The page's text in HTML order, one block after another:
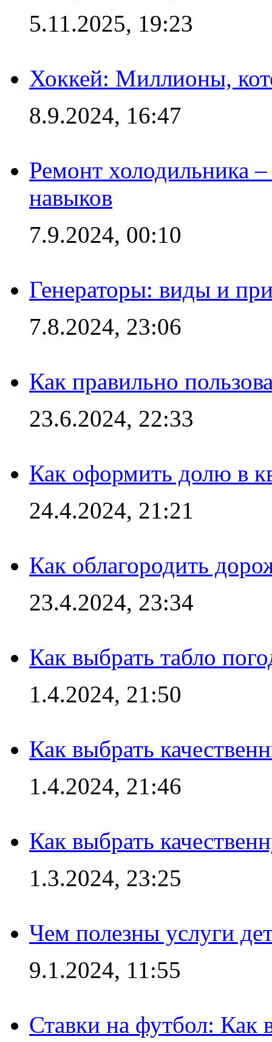
5.11.2025, 19:23
Хоккей: Миллионы,
8.9.2024, 16:47
Ремонт холодильника
навыков
7.9.2024, 00:10
Генераторы: виды и
7.8.2024, 23:06
Как правильно
23.6.2024, 22:33
Как оформить долю в
24.4.2024, 21:21
Как облагородить
23.4.2024, 23:34
Как выбрать табло
1.4.2024, 21:50
Как выбрать
1.4.2024, 21:46
Как выбрать
1.3.2024, 23:25
Чем полезны услуги
9.1.2024, 11:55
Ставки на футбол: Как